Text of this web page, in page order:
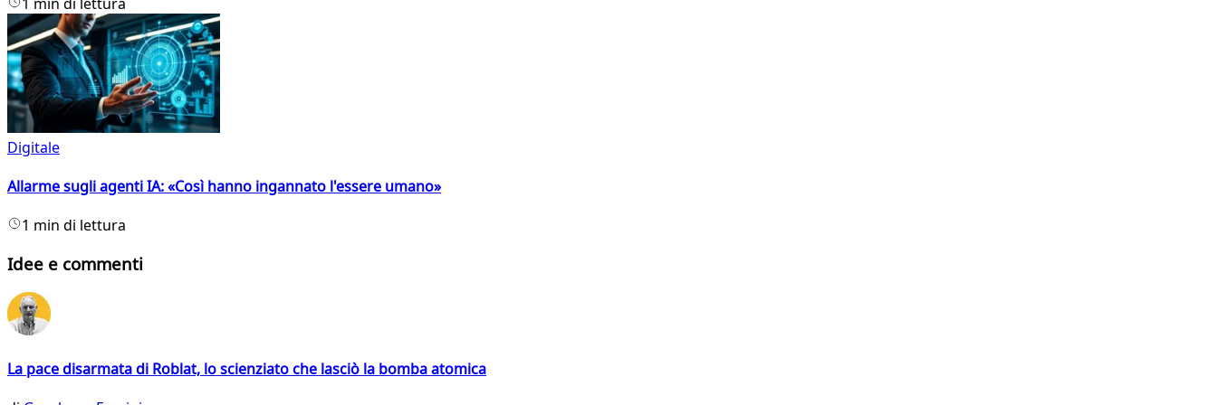
Digitale
Allarme sugli agenti IA: «Così hanno ingannato l'essere umano»
1 min di lettura
Idee e commenti
La pace disarmata di Roblat, lo scienziato che lasciò la bomba atomica